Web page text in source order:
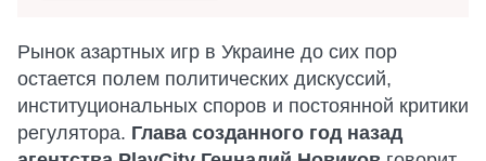
Рынок азартных игр в Украине до сих пор
остается полем политических дискуссий,
институциональных споров и постоянной критики
регулятора. Глава созданного год назад